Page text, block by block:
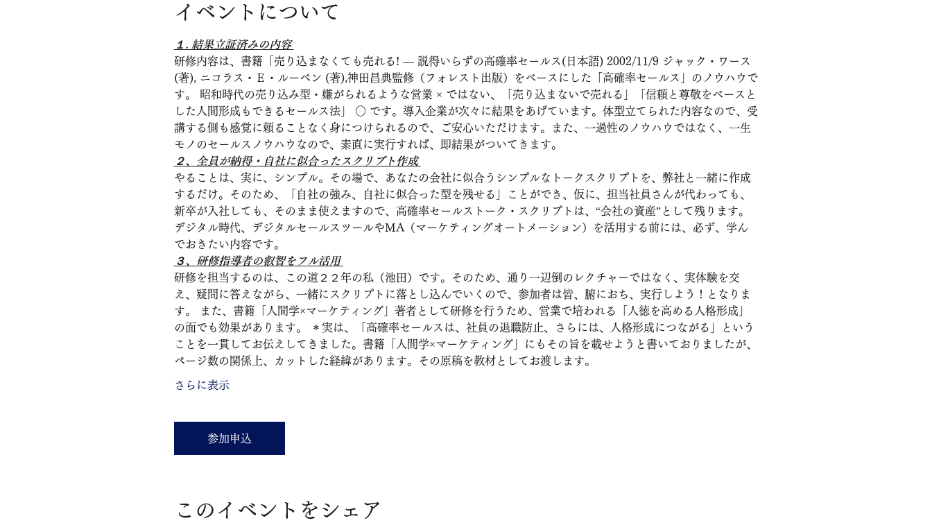
イベントについて
１. 結果立証済みの内容
研修内容は、書籍「売り込まなくても売れる! ― 説得いらずの高確率セールス(日本語) 2002/11/9 ジャック・ワース
(著), ニコラス・Ｅ・ルーベン (著),神田昌典監修（フォレスト出版）をベースにした「高確率セールス」のノウハウで
す。 昭和時代の売り込み型・嫌がられるような営業 × ではない、「売り込まないで売れる」「信頼と尊敬をベースと
した人間形成もできるセールス法」 ○ です。導入企業が次々に結果をあげています。体型立てられた内容なので、受
講する側も感覚に頼ることなく身につけられるので、ご安心いただけます。また、一過性のノウハウではなく、一生
モノのセールスノウハウなので、素直に実行すれば、即結果がついてきます。
２、全員が納得・自社に似合ったスクリプト作成
やることは、実に、シンプル。その場で、あなたの会社に似合うシンプルなトークスクリプトを、弊社と一緒に作成
するだけ。そのため、「自社の強み、自社に似合った型を残せる」ことができ、仮に、担当社員さんが代わっても、
新卒が入社しても、そのまま使えますので、高確率セールストーク・スクリプトは、“会社の資産”として残ります。
デジタル時代、デジタルセールスツールやMA（マーケティングオートメーション）を活用する前には、必ず、学ん
でおきたい内容です。
３、研修指導者の叡智をフル活用
研修を担当するのは、この道２２年の私（池田）です。そのため、通り一辺倒のレクチャーではなく、実体験を交
え、疑問に答えながら、一緒にスクリプトに落とし込んでいくので、参加者は皆、腑におち、実行しよう！となりま
す。 また、書籍「人間学×マーケティング」著者として研修を行うため、営業で培われる「人徳を高める人格形成」
の面でも効果があります。 ＊実は、「高確率セールスは、社員の退職防止、さらには、人格形成につながる」という
ことを一貫してお伝えしてきました。書籍「人間学×マーケティング」にもその旨を載せようと書いておりましたが、
ページ数の関係上、カットした経緯があります。その原稿を教材としてお渡します。
さらに表示
参加申込
このイベントをシェア